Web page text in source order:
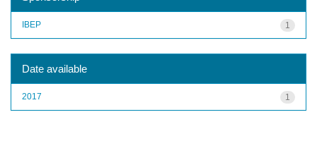
1
IBEP
Date available
1
2017